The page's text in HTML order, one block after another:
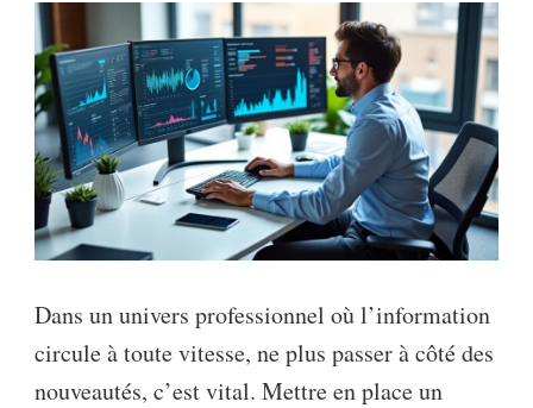
Dans un univers professionnel où l’information
circule à toute vitesse, ne plus passer à côté des
nouveautés, c’est vital. Mettre en place un